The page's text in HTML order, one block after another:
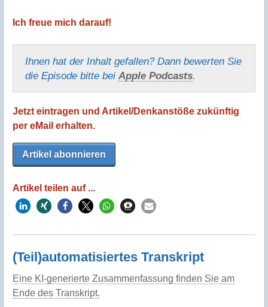
Ich freue mich darauf!
Ihnen hat der Inhalt gefallen? Dann bewerten Sie
die Episode bitte bei Apple Podcasts
Jetzt eintragen und Artikel/Denkanstöße zukünftig
per eMail erhalten.
Artikel abonnieren
Artikel teilen auf ...
(Teil)automatisiertes Transkript
Eine KI-generierte Zusammenfassung finden Sie am
Ende des Transkript.